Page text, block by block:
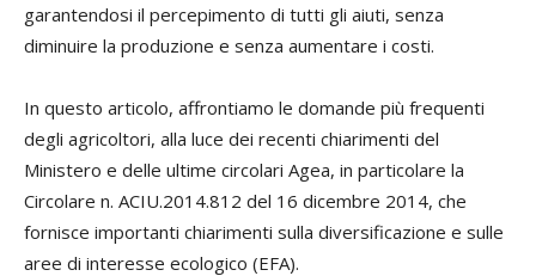
garantendosi il percepimento di tutti gli aiuti, senza
diminuire la produzione e senza aumentare i costi.
In questo articolo, affrontiamo le domande più frequenti
degli agricoltori, alla luce dei recenti chiarimenti del
Ministero e delle ultime circolari Agea, in particolare la
Circolare n. ACIU.2014.812 del 16 dicembre 2014, che
fornisce importanti chiarimenti sulla diversificazione e sulle
aree di interesse ecologico (EFA).